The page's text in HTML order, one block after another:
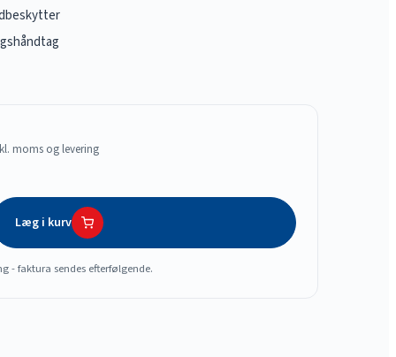
moms og levering
Læg i kurv
- faktura sendes efterfølgende.